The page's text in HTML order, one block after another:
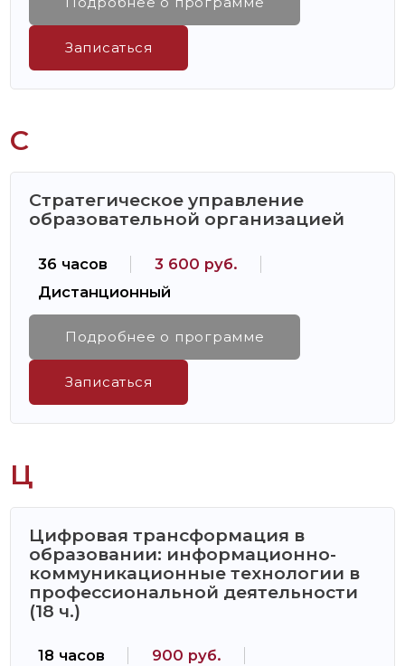
Записаться
С
Стратегическое управление
образовательной организацией
36 часов
3 600 руб.
Дистанционный
Подробнее о программе
Записаться
Ц
Цифровая трансформация в
образовании: информационно-
коммуникационные технологии в
профессиональной деятельности
(18 ч.)
18 часов
900 руб.